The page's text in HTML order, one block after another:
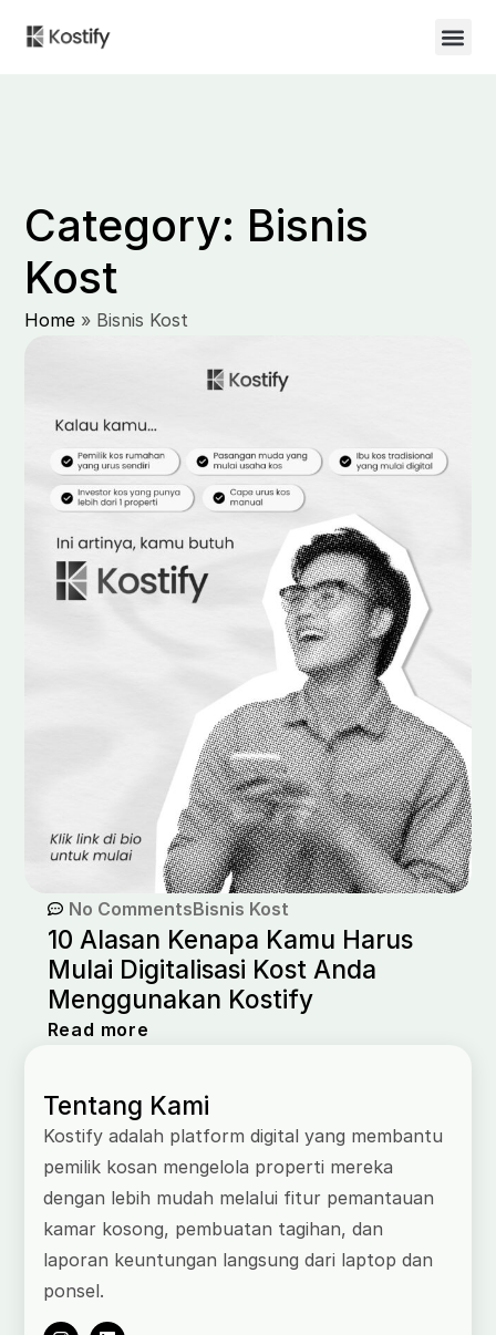
Category: Bisnis
Kost
Home » Bisnis Kost
No CommentsBisnis Kost
10 Alasan Kenapa Kamu Harus
Mulai Digitalisasi Kost Anda
Menggunakan Kostify
Read more
Tentang Kami
Kostify adalah platform digital yang membantu
pemilik kosan mengelola properti mereka
dengan lebih mudah melalui fitur pemantauan
kamar kosong, pembuatan tagihan, dan
laporan keuntungan langsung dari laptop dan
ponsel.